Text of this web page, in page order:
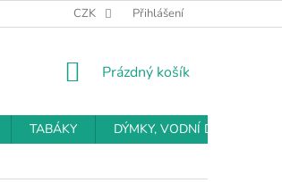
PODMÍNKY OCHRANY OSOBNÍCH ÚDAJŮ
CZK Přihlášení
NÁKUPNÍ
Prázdný košík
TABÁKY
DÝMKY, VODNÍ DÝMKY